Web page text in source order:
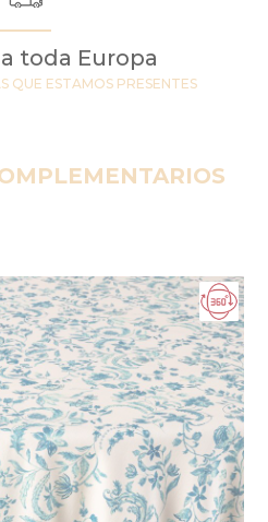
toda Europa
QUE ESTAMOS PRESENTES